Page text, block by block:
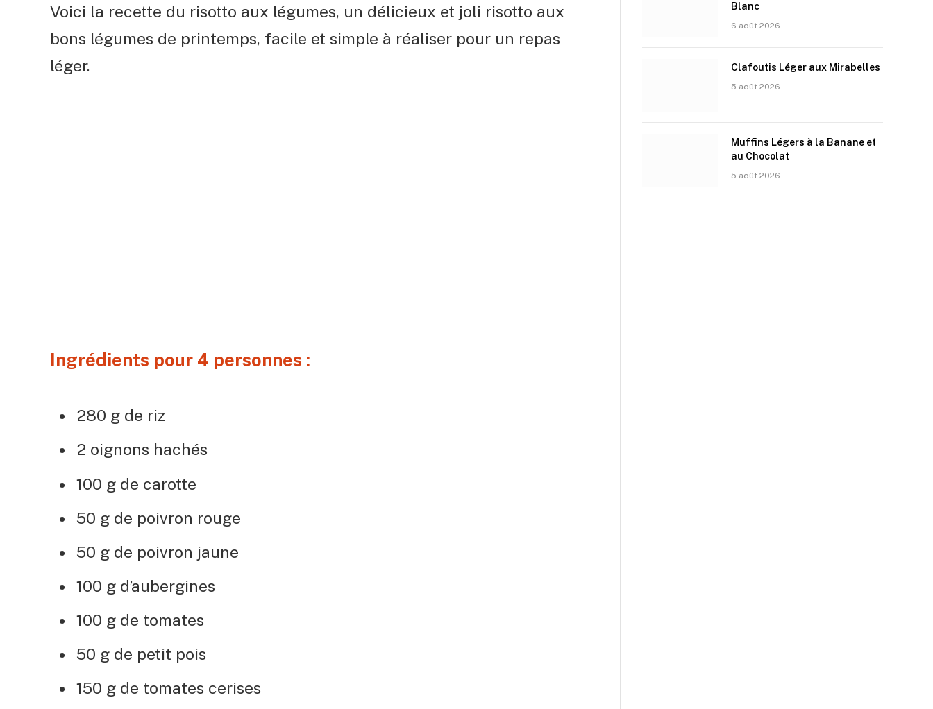
Voici la recette du risotto aux légumes, un délicieux et joli risotto aux
bons légumes de printemps, facile et simple à réaliser pour un repas
léger.
Ingrédients pour 4 personnes :
280 g de riz
2 oignons hachés
100 g de carotte
50 g de poivron rouge
50 g de poivron jaune
100 g d’aubergines
100 g de tomates
50 g de petit pois
150 g de tomates cerises
Blanc
6 août 2026
Clafoutis Léger aux Mirabelles
5 août 2026
Muffins Légers à la Banane et
au Chocolat
5 août 2026